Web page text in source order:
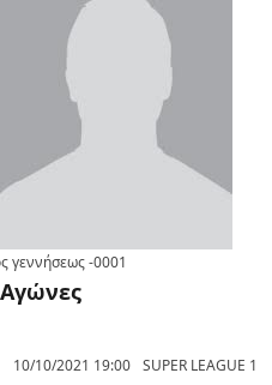
γεννήσεως-0001
Αγώνες
10/10/2021 19:00 SUPER LEAGUE 1